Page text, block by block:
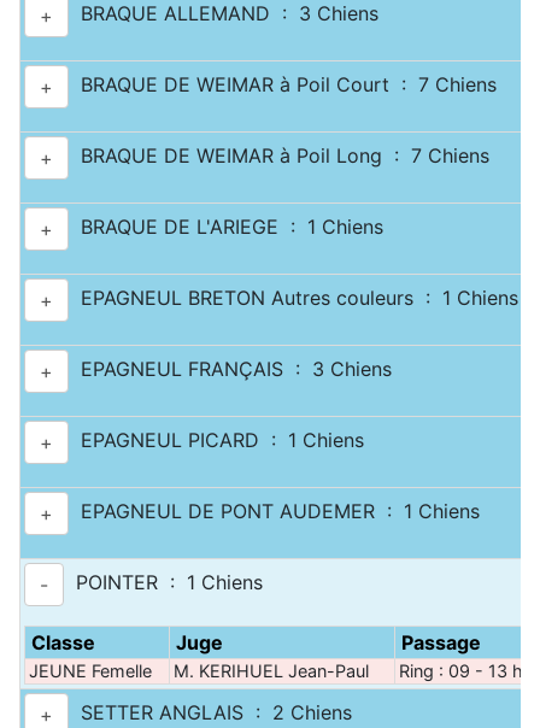
+ BRAQUE ALLEMAND : 3 Chiens
+ BRAQUE DE WEIMAR à Poil Court : 7 Chiens
+ BRAQUE DE WEIMAR à Poil Long : 7 Chiens
+ BRAQUE DE L'ARIEGE : 1 Chiens
+ EPAGNEUL BRETON Autres couleurs : 1 Chiens
+ EPAGNEUL FRANÇAIS : 3 Chiens
+ EPAGNEUL PICARD : 1 Chiens
+ EPAGNEUL DE PONT AUDEMER : 1 Chiens
- POINTER : 1 Chiens
Classe Juge Passage
JEUNE Femelle M. KERIHUEL Jean-Paul Ring : 09 - 13 h
+ SETTER ANGLAIS : 2 Chiens